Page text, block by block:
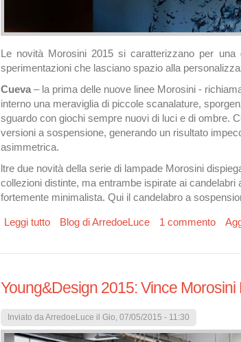
Le novità Morosini 2015 si caratterizzano per
sperimentazioni che lasciano spazio alla
Cueva– la prima delle nuove linee Morosini -
interno una meraviglia di piccole scanalature,
sguardo con giochi sempre nuovi di luci e di ombre.
versioni a sospensione, generando un risultato
asimmetrica.
ltre due novità della serie di lampade Morosini
collezioni distinte, ma entrambe ispirate ai
fortemente minimalista. Qui il candelabro a
Leggi tuttosu Novità Morosini 2015: lampade che
Blog di ArredoeLuce 1 commento
Young&Design 2015: Vince
Inviato daArredoeLuce il Gio, 07/05/2015 - 11:30